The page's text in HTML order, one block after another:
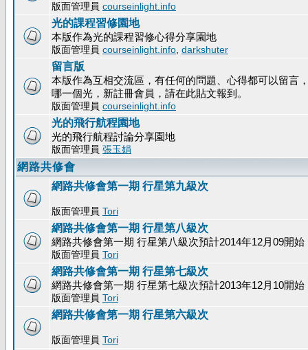
版面管理員 courseinlight.info
光的課程習修園地
本版作為光的課程習修心得分享園地
版面管理員 courseinlight.info darkshuter
留言版
本版作為互相交流區，有任何的問題、心得都可以留言
哪一個光，新註冊會員，請在此貼文報到。
版面管理員 courseinlight.info
光的飛行航程園地
光的飛行航程討論分享園地
版面管理員 張玉娟
網路共修會
網路共修會第一期 行星第九級次
版面管理員 Tori
網路共修會第一期 行星第八級次
網路共修會第一期 行星第八級次預計2014年12月09開始
版面管理員 Tori
網路共修會第一期 行星第七級次
網路共修會第一期 行星第七級次預計2013年12月10開始
版面管理員 Tori
網路共修會第一期 行星第六級次
版面管理員 Tori